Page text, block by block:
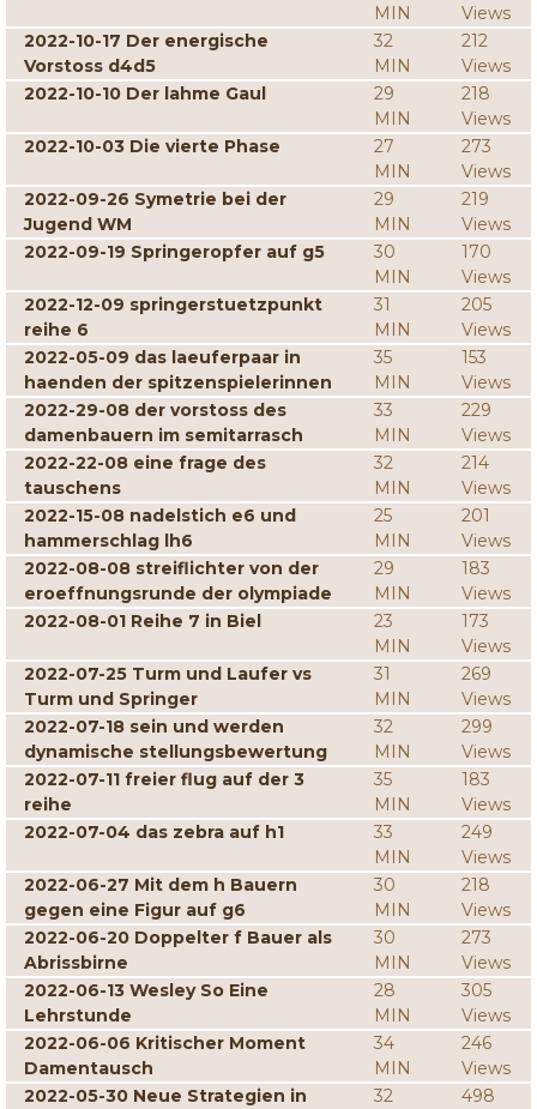
MIN
Views
2022-10-17 Der energische
Vorstoss d4d5
32
MIN
212
Views
2022-10-10 Der lahme Gaul
29
MIN
218
Views
2022-10-03 Die vierte Phase
27
MIN
273
Views
2022-09-26 Symetrie bei der
Jugend WM
29
MIN
219
Views
2022-09-19 Springeropfer auf g5
30
MIN
170
Views
2022-12-09 springerstuetzpunkt
reihe 6
31
MIN
205
Views
2022-05-09 das laeuferpaar in
haenden der spitzenspielerinnen
35
MIN
153
Views
2022-29-08 der vorstoss des
damenbauern im semitarrasch
33
MIN
229
Views
2022-22-08 eine frage des
tauschens
32
MIN
214
Views
2022-15-08 nadelstich e6 und
hammerschlag lh6
25
MIN
201
Views
2022-08-08 streiflichter von der
eroeffnungsrunde der olympiade
29
MIN
183
Views
2022-08-01 Reihe 7 in Biel
23
MIN
173
Views
2022-07-25 Turm und Laufer vs
Turm und Springer
31
MIN
269
Views
2022-07-18 sein und werden
dynamische stellungsbewertung
32
MIN
299
Views
2022-07-11 freier flug auf der 3
reihe
35
MIN
183
Views
2022-07-04 das zebra auf h1
33
MIN
249
Views
2022-06-27 Mit dem h Bauern
gegen eine Figur auf g6
30
MIN
218
Views
2022-06-20 Doppelter f Bauer als
Abrissbirne
30
MIN
273
Views
2022-06-13 Wesley So Eine
Lehrstunde
28
MIN
305
Views
2022-06-06 Kritischer Moment
Damentausch
34
MIN
246
Views
2022-05-30 Neue Strategien in
32
498